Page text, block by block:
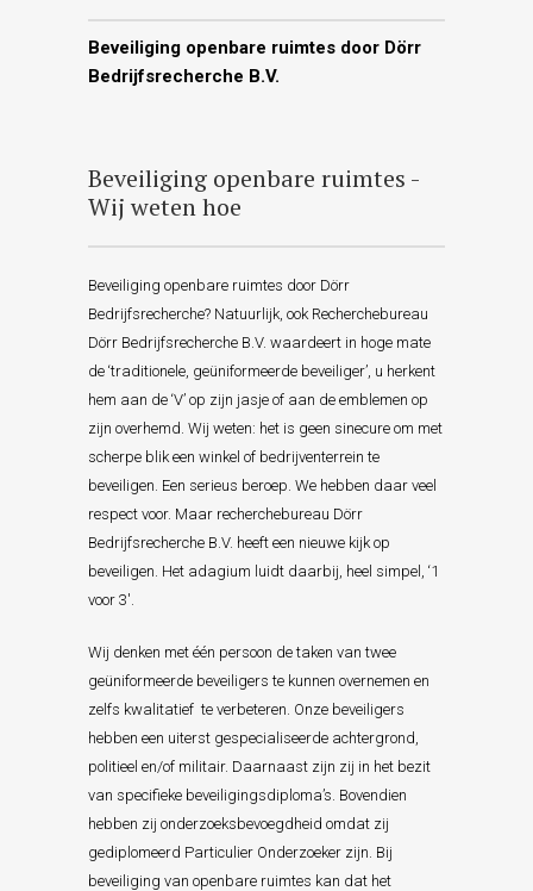
Beveiliging openbare ruimtes door Dörr
Bedrijfsrecherche B.V.
Beveiliging openbare ruimtes -
Wij weten hoe
Beveiliging openbare ruimtes door Dörr
Bedrijfsrecherche? Natuurlijk, ook Recherchebureau
Dörr Bedrijfsrecherche B.V. waardeert in hoge mate
de ‘traditionele, geüniformeerde beveiliger’, u herkent
hem aan de ‘V’ op zijn jasje of aan de emblemen op
zijn overhemd. Wij weten: het is geen sinecure om met
scherpe blik een winkel of bedrijventerrein te
beveiligen. Een serieus beroep. We hebben daar veel
respect voor. Maar recherchebureau Dörr
Bedrijfsrecherche B.V. heeft een nieuwe kijk op
beveiligen. Het adagium luidt daarbij, heel simpel, ‘1
voor 3′.
Wij denken met één persoon de taken van twee
geüniformeerde beveiligers te kunnen overnemen en
zelfs kwalitatief te verbeteren. Onze beveiligers
hebben een uiterst gespecialiseerde achtergrond,
politieel en/of militair. Daarnaast zijn zij in het bezit
van specifieke beveiligingsdiploma’s. Bovendien
hebben zij onderzoeksbevoegdheid omdat zij
gediplomeerd Particulier Onderzoeker zijn. Bij
beveiliging van openbare ruimtes kan dat het